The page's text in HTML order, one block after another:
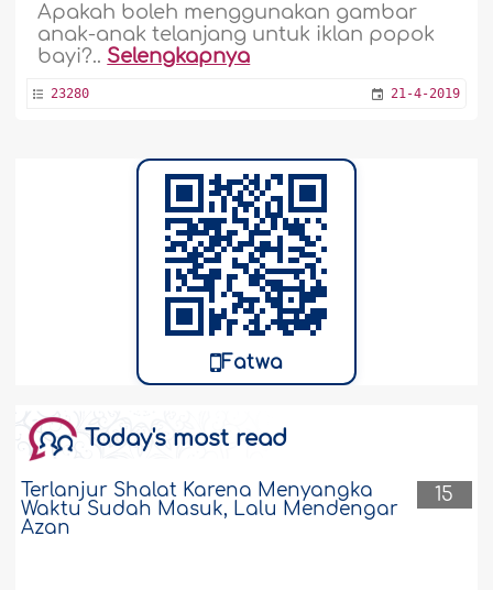
Apakah boleh menggunakan gambar
anak-anak telanjang untuk iklan popok
bayi?.. Selengkapnya
23280 21-4-2019
Fatwa
Today's most read
15
Terlanjur Shalat Karena Menyangka
Waktu Sudah Masuk, Lalu Mendengar
Azan